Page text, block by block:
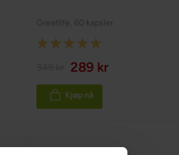
Greatlife 60 kapsler
Rating:
289 kr
Kjøp nå